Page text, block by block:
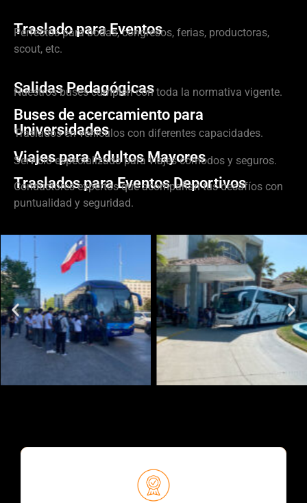
Traslado para Eventos
Perfectos para bodas, congresos, ferias, productoras,
scout, etc.
Salidas Pedagógicas
Nuestros buses cumplen con toda la normativa vigente.
Buses de acercamiento para
Universidades
Traslados en vehículos con diferentes capacidades.
Viajes para Adultos Mayores
Servicio especializado para viajes cómodos y seguros.
Traslados para Eventos Deportivos
Conductores expertos que acompañan tus desafíos con
puntualidad y seguridad.